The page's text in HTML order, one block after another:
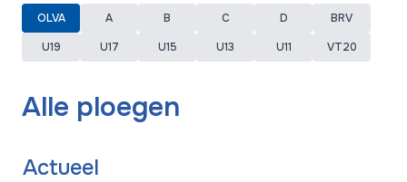
OLVA A B C D
BRV
U19
U17 U15 U13 U11 VT20
Alle ploegen
Actueel